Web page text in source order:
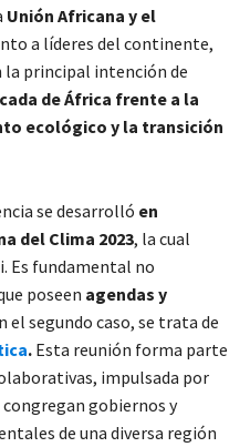
Unión Africana y el
a líderes del continente,
principal intención de
de África frente a la
ecológico y la transición
se desarrolló en
del Clima 2023, la cual
Es fundamental no
poseen agendas y
el segundo caso, se trata de
. Esta reunión forma parte
impulsada por
congregan gobiernos y
de una diversa región